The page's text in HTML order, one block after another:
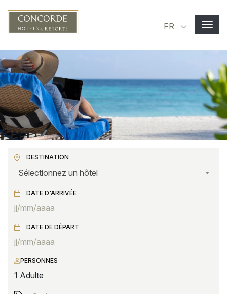
Select
FR
DESTINATION
Sélectionnez un hôtel
DATE D'ARRIVÉE
DATE DE DÉPART
PERSONNES
1 Adulte